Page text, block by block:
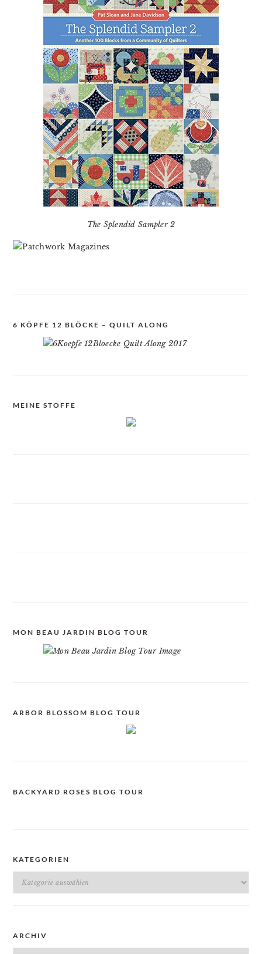
The Splendid Sampler 2
6 KÖPFE 12 BLÖCKE – QUILT ALONG
MEINE STOFFE
MON BEAU JARDIN BLOG TOUR
ARBOR BLOSSOM BLOG TOUR
BACKYARD ROSES BLOG TOUR
KATEGORIEN
Kategorien
ARCHIV